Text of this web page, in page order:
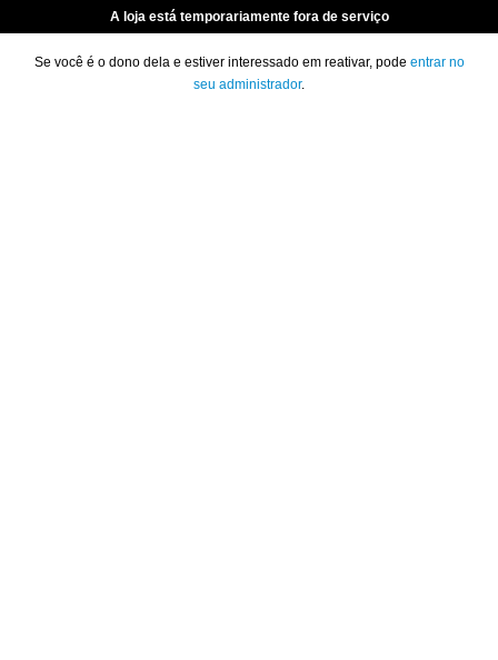
A loja está temporariamente fora de serviço
Se você é o dono dela e estiver interessado em reativar, pode entrar no
seu administrador.